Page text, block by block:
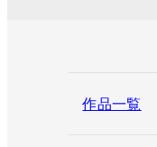
作品一覧